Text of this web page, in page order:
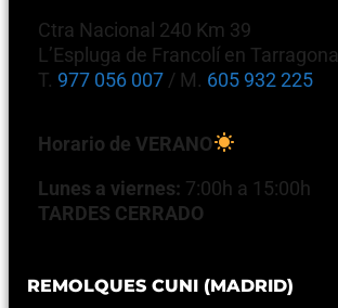
Ctra Nacional 240 Km 39
L’Espluga de Francolí en Tarragona
T. 977 056 007 / M. 605 932 225
Horario de VERANO
Lunes a viernes: 7:00h a 15:00h
TARDES CERRADO
REMOLQUES CUNI (MADRID)